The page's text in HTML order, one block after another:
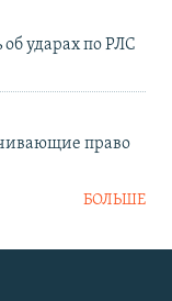
ударах по РЛС
право
БОЛЬШЕ